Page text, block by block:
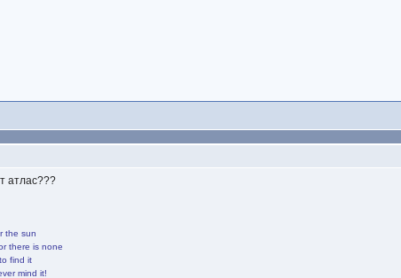
атлас???
the sun
there is none
find it
mind it!